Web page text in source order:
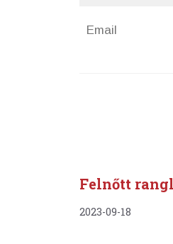
Email
Felnőtt
2023-09-18